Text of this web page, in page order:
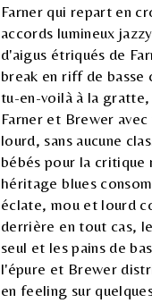
Farner qui repart en
accords lumineux
d'aigus étriqués de
break en riff de
tu-en-voilà à la gratte,
Farner et Brewer
lourd, sans aucune
bébés pour la critique
héritage blues
éclate, mou et lourd
derrière en tout cas,
seul et les pains de
l'épure et Brewer
en feeling sur